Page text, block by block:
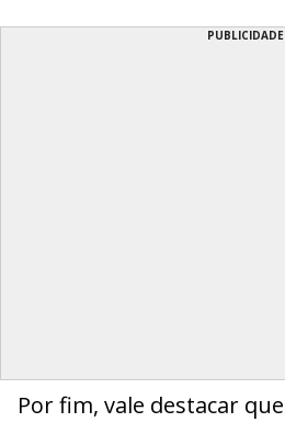
PUBLICIDADE
Por fim, vale destacar que